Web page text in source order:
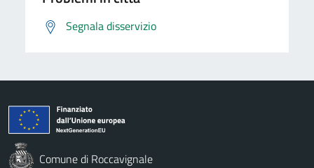
Segnala disservizio
Comune di Roccavignale